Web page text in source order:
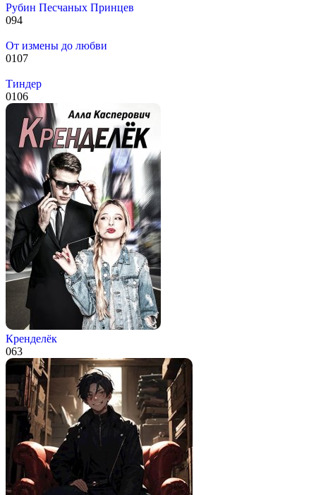
Рубин Песчаных Принцев
094
От измены до любви
0107
Тиндер
0106
Кренделёк
063